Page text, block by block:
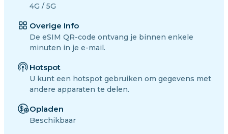
4G / 5G
Overige Info
De eSIM QR-code ontvang je binnen enkele
minuten in je e-mail.
Hotspot
U kunt een hotspot gebruiken om gegevens met
andere apparaten te delen.
Opladen
Beschikbaar